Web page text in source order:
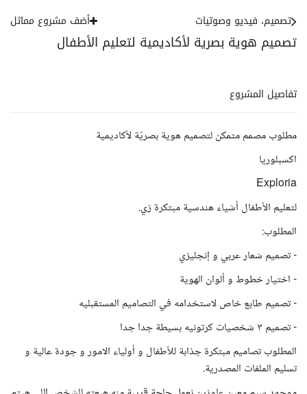
تصميم هوية بصرية لأكاديمية لتعليم الأطفال
تصميم، فيديو وصوتيات أضف مشروع مماثل
تفاصيل المشروع
مطلوب مصمم متمكن لتصميم هوية بصريّة لأكاديمية
اكسبلوريا
Exploria
لتعليم الأطفال أشياء هندسية مبتكرة زي.
المطلوب:
- تصميم شعار عربي و إنجليزي
- اختيار خطوط و ألوان الهوية
- تصميم طابع خاص لاستخدامه في التصاميم المستقبليه
- تصميم ٣ شخصيات كرتونيه بسيطة جدا جدا
المطلوب تصاميم مبتكرة جذابة للأطفال و أولياء الامور و جودة عالية و
تسليم الملفات المصدرية.